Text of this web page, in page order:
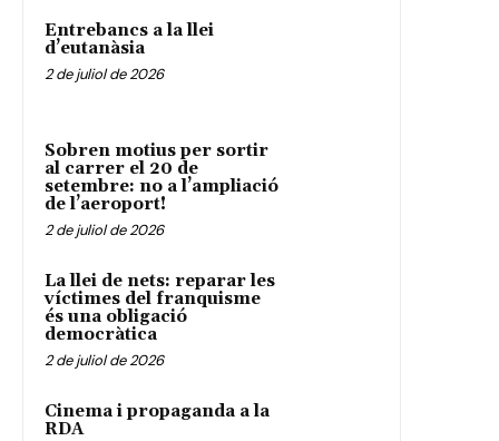
Entrebancs a la llei
d’eutanàsia
2 de juliol de 2026
Sobren motius per sortir
al carrer el 20 de
setembre: no a l’ampliació
de l’aeroport!
2 de juliol de 2026
La llei de nets: reparar les
víctimes del franquisme
és una obligació
democràtica
2 de juliol de 2026
Cinema i propaganda a la
RDA